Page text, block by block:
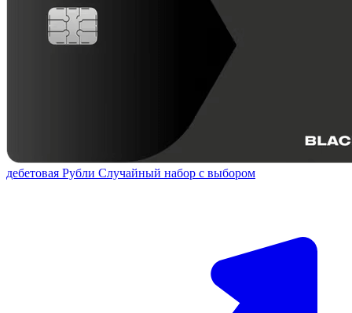
дебетовая Рубли Случайный набор с выбором